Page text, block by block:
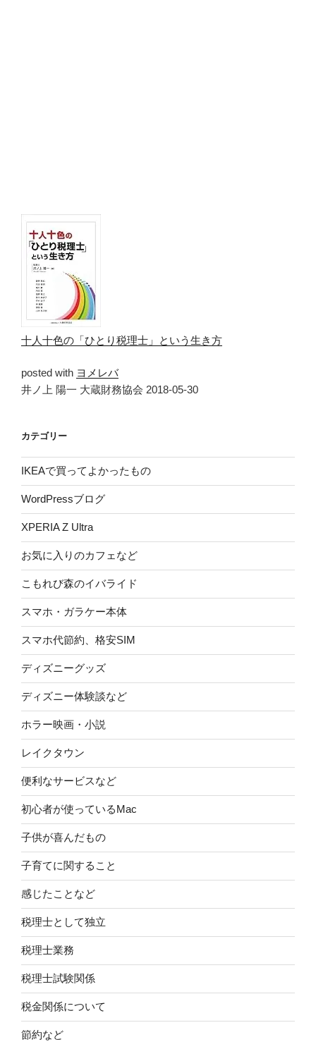
十人十色の「ひとり税理士」という生き方
posted with ヨメレバ
井ノ上 陽一 大蔵財務協会 2018-05-30
カテゴリー
IKEAで買ってよかったもの
WordPressブログ
XPERIA Z Ultra
お気に入りのカフェなど
こもれび森のイバライド
スマホ・ガラケー本体
スマホ代節約、格安SIM
ディズニーグッズ
ディズニー体験談など
ホラー映画・小説
レイクタウン
便利なサービスなど
初心者が使っているMac
子供が喜んだもの
子育てに関すること
感じたことなど
税理士として独立
税理士業務
税理士試験関係
税金関係について
節約など